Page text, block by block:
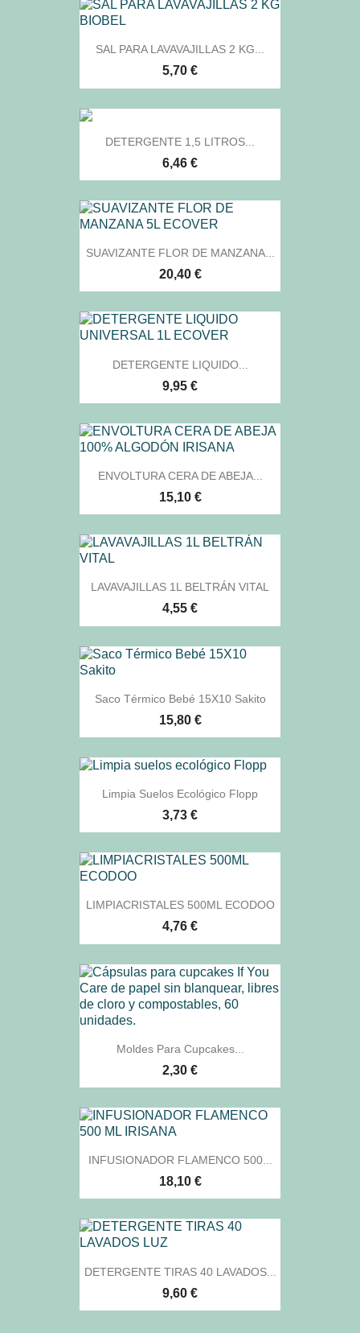
SAL PARA LAVAVAJILLAS 2 KG...
5,70 €
DETERGENTE 1,5 LITROS...
6,46 €
SUAVIZANTE FLOR DE MANZANA...
20,40 €
DETERGENTE LIQUIDO...
9,95 €
ENVOLTURA CERA DE ABEJA...
15,10 €
LAVAVAJILLAS 1L BELTRÁN VITAL
4,55 €
Saco Térmico Bebé 15X10 Sakito
15,80 €
Limpia Suelos Ecológico Flopp
3,73 €
LIMPIACRISTALES 500ML ECODOO
4,76 €
Moldes Para Cupcakes...
2,30 €
INFUSIONADOR FLAMENCO 500...
18,10 €
DETERGENTE TIRAS 40 LAVADOS...
9,60 €